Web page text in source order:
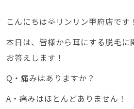
こんにちは🌞リンリン甲府店です！
本日は、皆様から耳にする脱毛に
お答えします！
Q・痛みはありますか？
A・痛みはほとんどありません！